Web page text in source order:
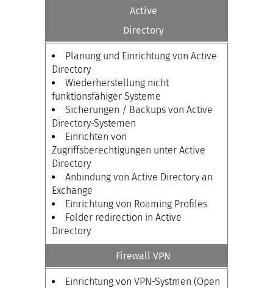
Active
Directory
Planung und Einrichtung von Active
Directory
Wiederherstellung nicht
funktionsfähiger Systeme
Sicherungen / Backups von Active
Directory-Systemen
Einrichten von
Zugriffsberechtigungen unter Active
Directory
Anbindung von Active Directory an
Exchange
Einrichtung von Roaming Profiles
Folder redirection in Active
Directory
Firewall VPN
Einrichtung von VPN-Systmen (Open